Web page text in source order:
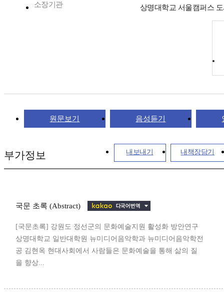
소장기관 상명대학교 서울캠퍼스
원문보기 음성듣기
내보내기 내책장담기
부가정보
국문 초록 (Abstract)
[국문초록] 강원도 정선군의 문화예술지원 활성화 방안연구
상명대학교 일반대학원 뉴미디어음악학과 뉴미디어음악학전
공 김현옥 현대사회에서 사람들은 문화예술을 통해 삶의 질
을 향상...